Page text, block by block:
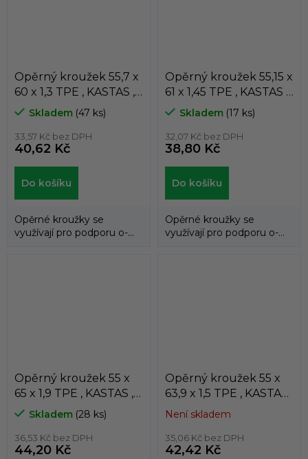
Opěrný kroužek 55,7 x
60 x 1,3 TPE , KASTAS ,
K81-055/1
Skladem (47 ks)
33,57 Kč bez DPH
40,62 Kč
Do košíku
Opěrné kroužky se
využívají pro podporu o-
Opěrný kroužek 55,15 x
61 x 1,45 TPE , KASTAS ,
K81-055/2
Skladem (17 ks)
32,07 Kč bez DPH
38,80 Kč
Do košíku
Opěrné kroužky se
využívají pro podporu o-
Opěrný kroužek 55 x
65 x 1,9 TPE , KASTAS ,
K81-055/4
Skladem (28 ks)
36,53 Kč bez DPH
44,20 Kč
Opěrný kroužek 55 x
63,9 x 1,5 TPE , KASTAS ,
K81-055/7
Není skladem
35,06 Kč bez DPH
42,42 Kč